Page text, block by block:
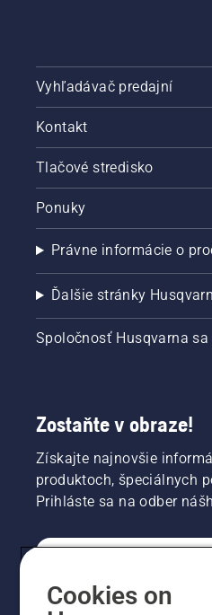
Vyhľadávač predajní
Kontakt
Tlačové stredisko
Ponuky
Právne informácie o
Ďalšie stránky
Spoločnosť Husqvarna
Zostaňte v obraze!
Získajte najnovšie
produktoch, špeciálnych
Prihláste sa na odber
Cookies on